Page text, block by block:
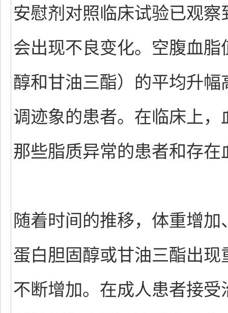
安慰剂对照临床试验已观
会出现不良变化。空腹血
醇和甘油三酯）的平均升
调迹象的患者。在临床上
那些脂质异常的患者和存
随着时间的推移，体重增
蛋白胆固醇或甘油三酯出
不断增加。在成人患者接